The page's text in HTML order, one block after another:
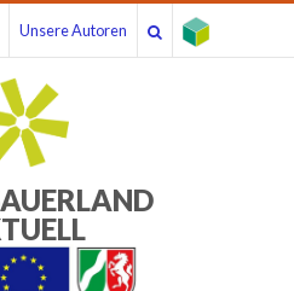
Unsere Autoren